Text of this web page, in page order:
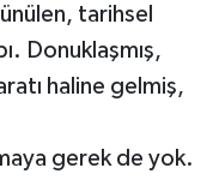
tarihsel
Donuklaşmış,
haline gelmiş,
gerek de yok.